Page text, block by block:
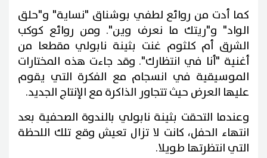
كما أدت من روائع لطفي بوشناق "نساية" و"حلق
الواد" و"ريتك ما نعرف وين". ومن روائع كوكب
الشرق أم كلثوم غنت بثينة نابولي مقطعا من
أغنية "أنا في انتظارك". وقد جاءت هذه المختارات
الموسيقية في انسجام مع الفكرة التي يقوم
عليها العرض حيث تتجاور الذاكرة مع الإنتاج الجديد.
وعندما التحقت بثينة نابولي بالندوة الصحفية بعد
انتهاء الحفل، كانت لا تزال تعيش وقع تلك اللحظة
التي انتظرتها طويلا.